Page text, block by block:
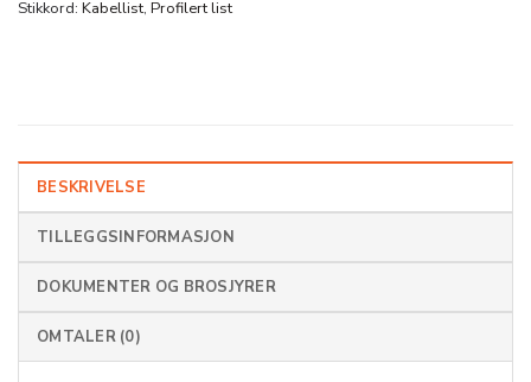
Stikkord: Kabellist, Profilert list
BESKRIVELSE
TILLEGGSINFORMASJON
DOKUMENTER OG BROSJYRER
OMTALER (0)